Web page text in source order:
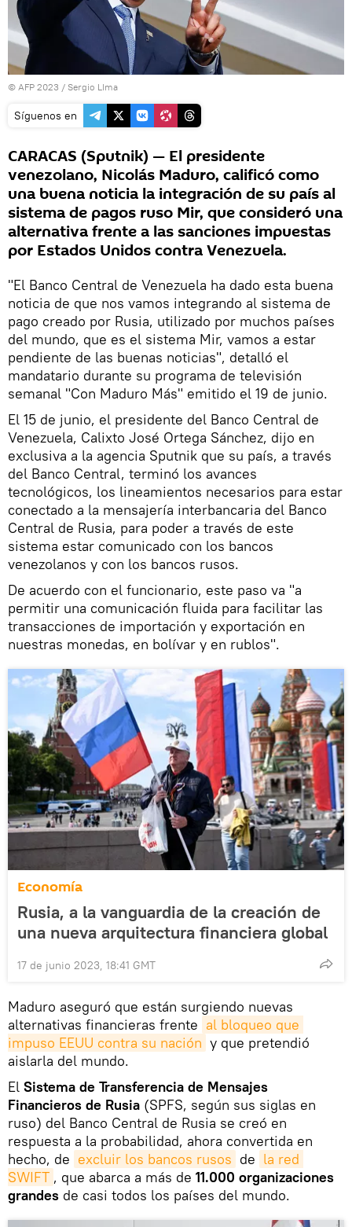
© AFP 2023 / Sergio LIma
Síguenos en
CARACAS (Sputnik) — El presidente
venezolano, Nicolás Maduro, calificó como
una buena noticia la integración de su país al
sistema de pagos ruso Mir, que consideró una
alternativa frente a las sanciones impuestas
por Estados Unidos contra Venezuela.
"El Banco Central de Venezuela ha dado esta buena
noticia de que nos vamos integrando al sistema de
pago creado por Rusia, utilizado por muchos países
del mundo, que es el sistema Mir, vamos a estar
pendiente de las buenas noticias", detalló el
mandatario durante su programa de televisión
semanal "Con Maduro Más" emitido el 19 de junio.
El 15 de junio, el presidente del Banco Central de
Venezuela, Calixto José Ortega Sánchez, dijo en
exclusiva a la agencia Sputnik que su país, a través
del Banco Central, terminó los avances
tecnológicos, los lineamientos necesarios para estar
conectado a la mensajería interbancaria del Banco
Central de Rusia, para poder a través de este
sistema estar comunicado con los bancos
venezolanos y con los bancos rusos.
De acuerdo con el funcionario, este paso va "a
permitir una comunicación fluida para facilitar las
transacciones de importación y exportación en
nuestras monedas, en bolívar y en rublos".
Economía
Rusia, a la vanguardia de la creación de
una nueva arquitectura financiera global
17 de junio 2023, 18:41 GMT
Maduro aseguró que están surgiendo nuevas
alternativas financieras frente al bloqueo que
impuso EEUU contra su nación y que pretendió
aislarla del mundo.
El Sistema de Transferencia de Mensajes
Financieros de Rusia (SPFS, según sus siglas en
ruso) del Banco Central de Rusia se creó en
respuesta a la probabilidad, ahora convertida en
hecho, de excluir los bancos rusos de la red
SWIFT , que abarca a más de 11.000 organizaciones
grandes de casi todos los países del mundo.